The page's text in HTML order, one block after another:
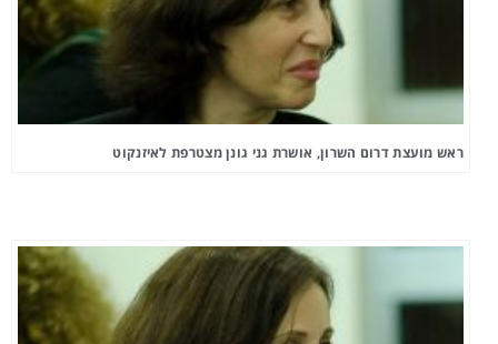
ראש מועצת דרום השרון, אושרת גני גונן מצטרפת לאיזנקוט